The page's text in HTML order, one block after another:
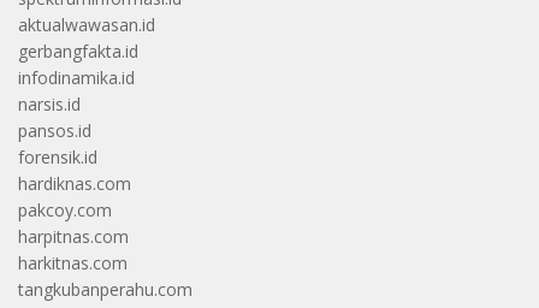
aktualwawasan.id
gerbangfakta.id
infodinamika.id
narsis.id
pansos.id
forensik.id
hardiknas.com
pakcoy.com
harpitnas.com
harkitnas.com
tangkubanperahu.com